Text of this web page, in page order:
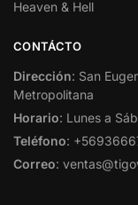
Heaven & Hell
CONTÁCTO
Dirección: San
Metropolitana
Horario: Lunes a
Teléfono:
Correo: